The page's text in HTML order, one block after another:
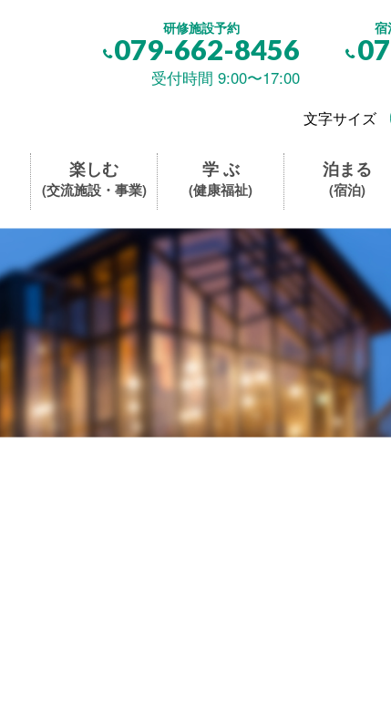
研修施設予約
079-662-8456
受付時間 9:00〜17:00
宿
文字サイズ
楽しむ
(交流施設・事業)
学 ぶ
(健康福祉)
泊まる
(宿泊)